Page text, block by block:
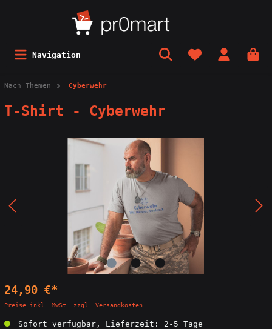
Navigation
Nach Themen Cyberwehr
T-Shirt - Cyberwehr
24,90 €*
Preise inkl. MwSt. zzgl. Versandkosten
Sofort verfügbar, Lieferzeit: 2-5 Tage